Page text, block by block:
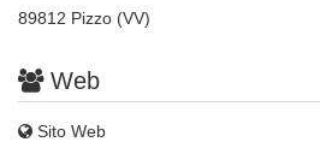
89812 Pizzo (VV)
Web
Sito Web